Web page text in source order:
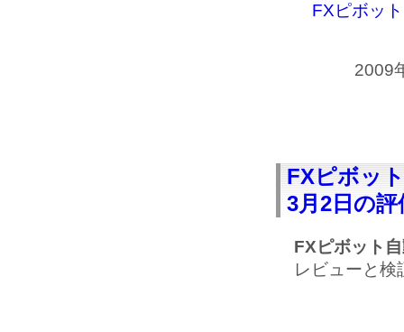
FXピボッ
2009
FXピボッ
3月2日の評
FXピボット
レビューと検